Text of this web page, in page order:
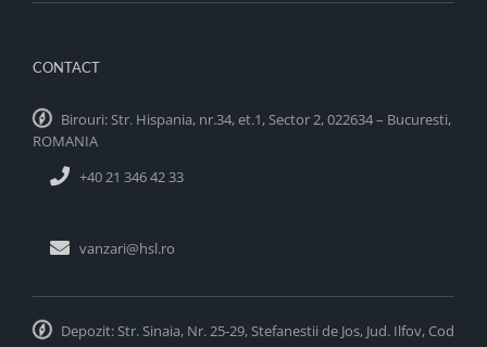
CONTACT
Birouri: Str. Hispania, nr.34, et.1, Sector 2, 022634 – Bucuresti,
ROMANIA
+40 21 346 42 33
vanzari@hsl.ro
Depozit: Str. Sinaia, Nr. 25-29, Stefanestii de Jos, Jud. Ilfov, Cod